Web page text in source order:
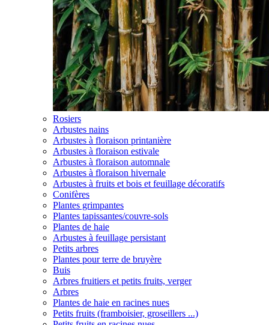
Rosiers
Arbustes nains
Arbustes à floraison printanière
Arbustes à floraison estivale
Arbustes à floraison automnale
Arbustes à floraison hivernale
Arbustes à fruits et bois et feuillage décoratifs
Conifères
Plantes grimpantes
Plantes tapissantes/couvre-sols
Plantes de haie
Arbustes à feuillage persistant
Petits arbres
Plantes pour terre de bruyère
Buis
Arbres fruitiers et petits fruits, verger
Arbres
Plantes de haie en racines nues
Petits fruits (framboisier, groseillers ...)